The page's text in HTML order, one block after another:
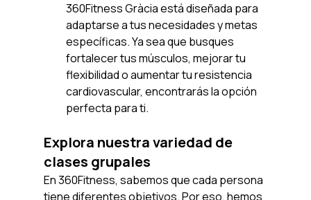
360Fitness Gràcia está diseñada para
adaptarse a tus necesidades y metas
específicas. Ya sea que busques
fortalecer tus músculos, mejorar tu
flexibilidad o aumentar tu resistencia
cardiovascular, encontrarás la opción
perfecta para ti.
Explora nuestra variedad de
clases grupales
En 360Fitness, sabemos que cada persona
tiene diferentes objetivos. Por eso, hemos